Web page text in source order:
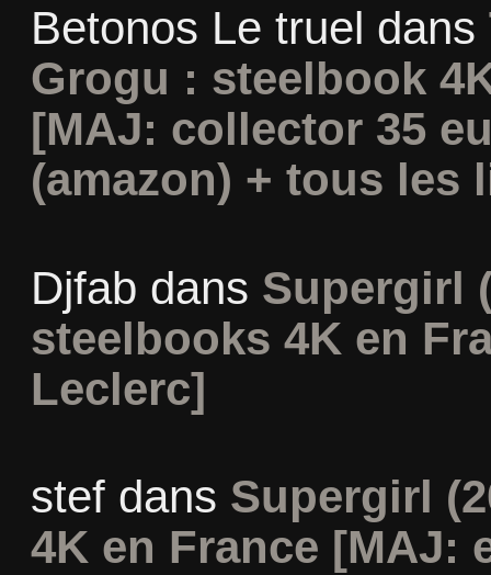
Betonos Le truel dans
Grogu : steelbook
[MAJ: collector 35
(amazon) + tous les
Djfab dans Supergirl
steelbooks 4K en
Leclerc]
stefdans Supergirl
4K en France [MAJ: